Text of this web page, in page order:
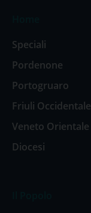
Speciali
Pordenone
Portogruaro
Friuli Occidentale
Veneto Orientale
Diocesi